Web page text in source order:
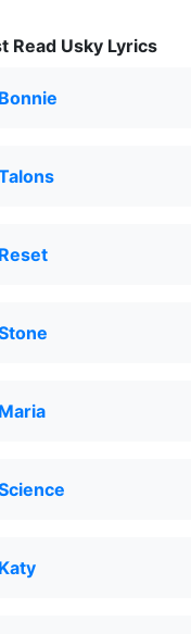
Read Usky Lyrics
Bonnie
Reset
Maria
Katy